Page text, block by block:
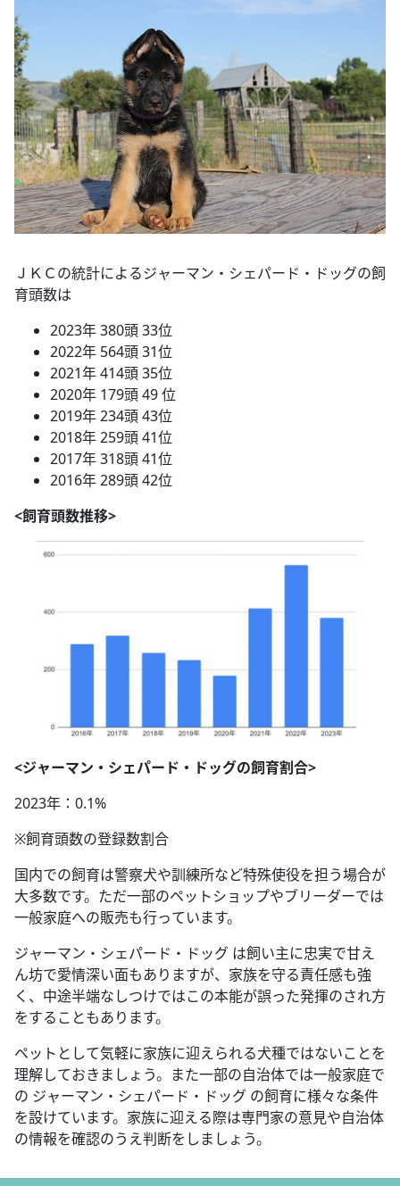
ＪＫＣの統計によるジャーマン・シェパード・ドッグの飼
育頭数は
2023年 380頭 33位
2022年 564頭 31位
2021年 414頭 35位
2020年 179頭 49 位
2019年 234頭 43位
2018年 259頭 41位
2017年 318頭 41位
2016年 289頭 42位
<飼育頭数推移>
<ジャーマン・シェパード・ドッグの飼育割合>
2023年：0.1%
※飼育頭数の登録数割合
国内での飼育は警察犬や訓練所など特殊使役を担う場合が
大多数です。ただ一部のペットショップやブリーダーでは
一般家庭への販売も行っています。
ジャーマン・シェパード・ドッグ は飼い主に忠実で甘え
ん坊で愛情深い面もありますが、家族を守る責任感も強
く、中途半端なしつけではこの本能が誤った発揮のされ方
をすることもあります。
ペットとして気軽に家族に迎えられる犬種ではないことを
理解しておきましょう。また一部の自治体では一般家庭で
の ジャーマン・シェパード・ドッグ の飼育に様々な条件
を設けています。家族に迎える際は専門家の意見や自治体
の情報を確認のうえ判断をしましょう。